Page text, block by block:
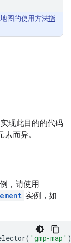
图的使用方法指
现此目的的代码
素而异。
，请使用
实例，如
( 'gmp-map' )